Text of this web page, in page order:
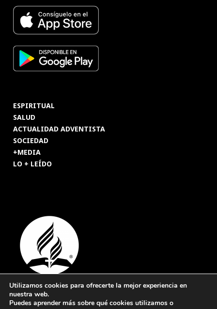
ESPIRITUAL
SALUD
ACTUALIDAD ADVENTISTA
SOCIEDAD
+MEDIA
LO + LEÍDO
© 2026 Revista Adventista de España. UICASDE. Derechos
Utilizamos cookies para ofrecerte la mejor experiencia en
nuestra web.
Puedes aprender más sobre qué cookies utilizamos o